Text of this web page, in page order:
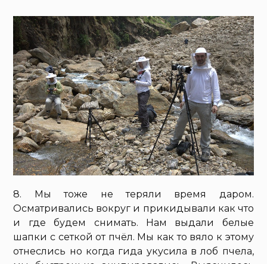
8. Мы тоже не теряли время даром.
Осматривались вокруг и прикидывали как что
и где будем снимать. Нам выдали белые
шапки с сеткой от пчёл. Мы как то вяло к этому
отнеслись но когда гида укусила в лоб пчела,